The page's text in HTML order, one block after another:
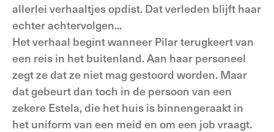
allerlei verhaaltjes opdist. Dat verleden blijft haar
echter achtervolgen...
Het verhaal begint wanneer Pilar terugkeert van
een reis in het buitenland. Aan haar personeel
zegt ze dat ze niet mag gestoord worden. Maar
dat gebeurt dan toch in de persoon van een
zekere Estela, die het huis is binnengeraakt in
het uniform van een meid en om een job vraagt.